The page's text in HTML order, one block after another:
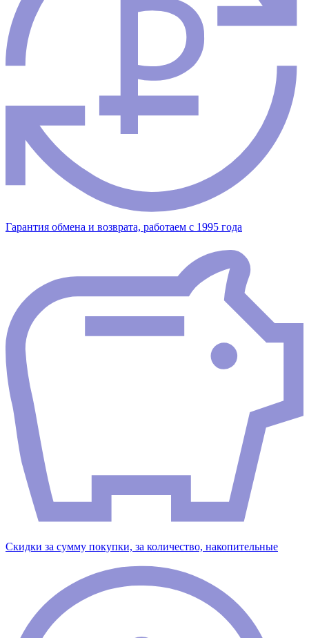
Гарантия обмена и возврата, работаем с 1995 года
Скидки за сумму покупки, за количество, накопительные